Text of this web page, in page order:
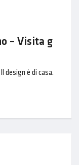
– Visita g
design è di casa.